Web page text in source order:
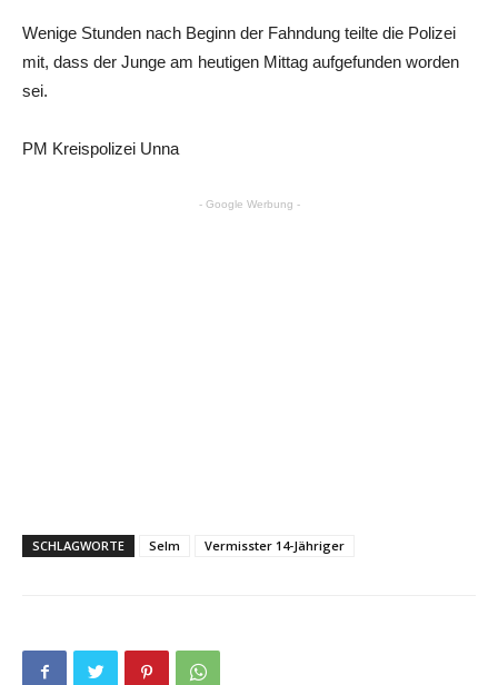
Wenige Stunden nach Beginn der Fahndung teilte die Polizei
mit, dass der Junge am heutigen Mittag aufgefunden worden
sei.
PM Kreispolizei Unna
- Google Werbung -
SCHLAGWORTE Selm Vermisster 14-Jähriger